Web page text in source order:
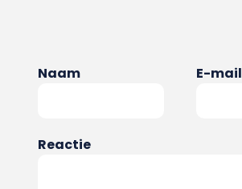
Naam E-mail
Reactie